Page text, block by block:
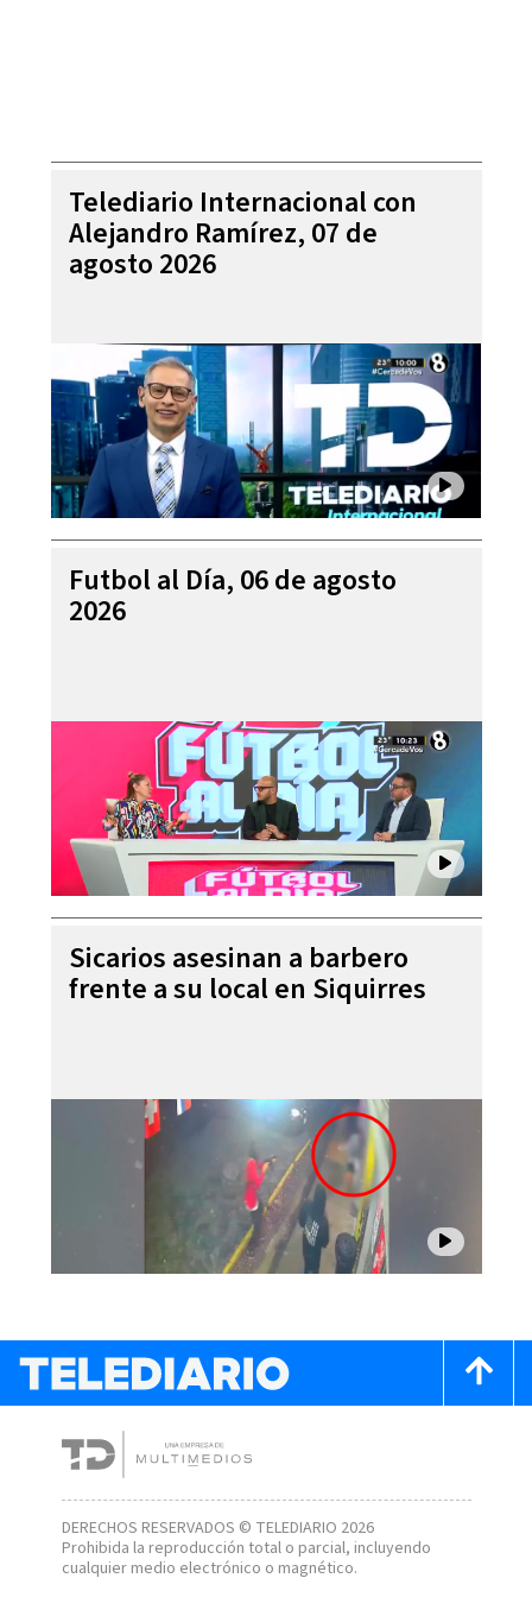
Telediario Internacional con
Alejandro Ramírez, 07 de
agosto 2026
Futbol al Día, 06 de agosto
2026
Sicarios asesinan a barbero
frente a su local en Siquirres
DERECHOS RESERVADOS © TELEDIARIO 2026
Prohibida la reproducción total o parcial, incluyendo
cualquier medio electrónico o magnético.